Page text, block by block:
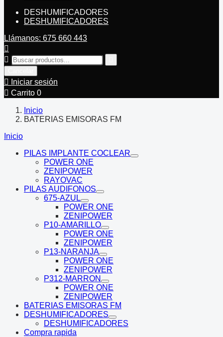
DESHUMIFICADORES
DESHUMIFICADORES
Llámanos: 675 660 443



Iniciar sesión
 Carrito 0
Inicio
BATERIAS EMISORAS FM
Inicio
PILAS IMPLANTE COCLEAR
POWER ONE
ZENIPOWER
RAYOVAC
PILAS AUDIFONOS
675-AZUL
POWER ONE
ZENIPOWER
P10-AMARILLO
POWER ONE
ZENIPOWER
P13-NARANJA
POWER ONE
ZENIPOWER
P312-MARRON
POWER ONE
ZENIPOWER
BATERIAS EMISORAS FM
DESHUMIFICADORES
DESHUMIFICADORES
Compra rapida